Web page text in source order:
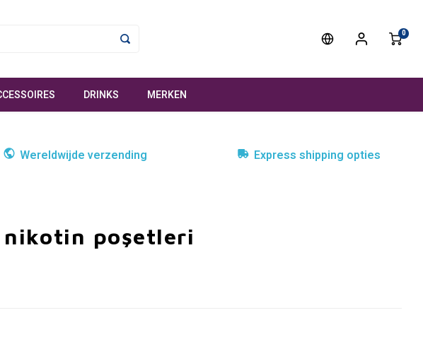
0
DRINKS MERKEN
Wereldwijde verzending Express shipping opties
nikotin poşetleri